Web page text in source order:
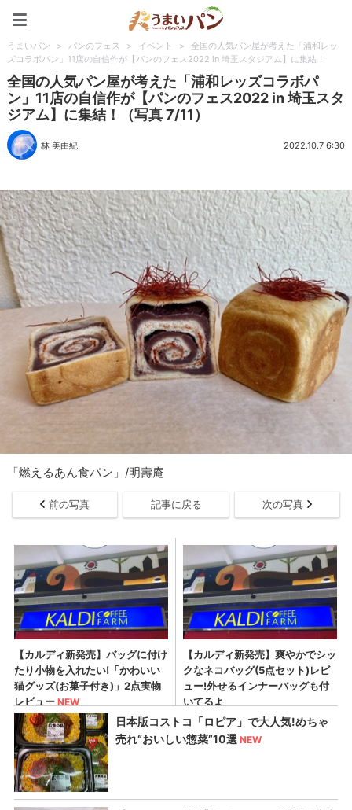
うまいパン > パンのフェス > イベント >
全国の人気パン屋が考えた「浦和レッ
ズコラボパン」11店の自信作が【パンのフェス2022 in 埼玉スタジアム】に集結！
全国の人気パン屋が考えた「浦和レッズコラボパ
ン」11店の自信作が【パンのフェス2022 in 埼玉スタ
ジアム】に集結！（写真 7/11）
林 美由紀 2022.10.7 6:30
「燃えるあん食パン」/明壽庵
前の写真 記事に戻る 次の写真